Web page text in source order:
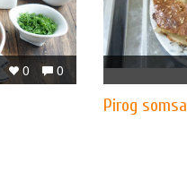
0
0
Pirog somsa